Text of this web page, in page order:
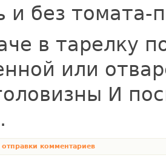
и без томата-­
в тарелку
или
И
комментариев